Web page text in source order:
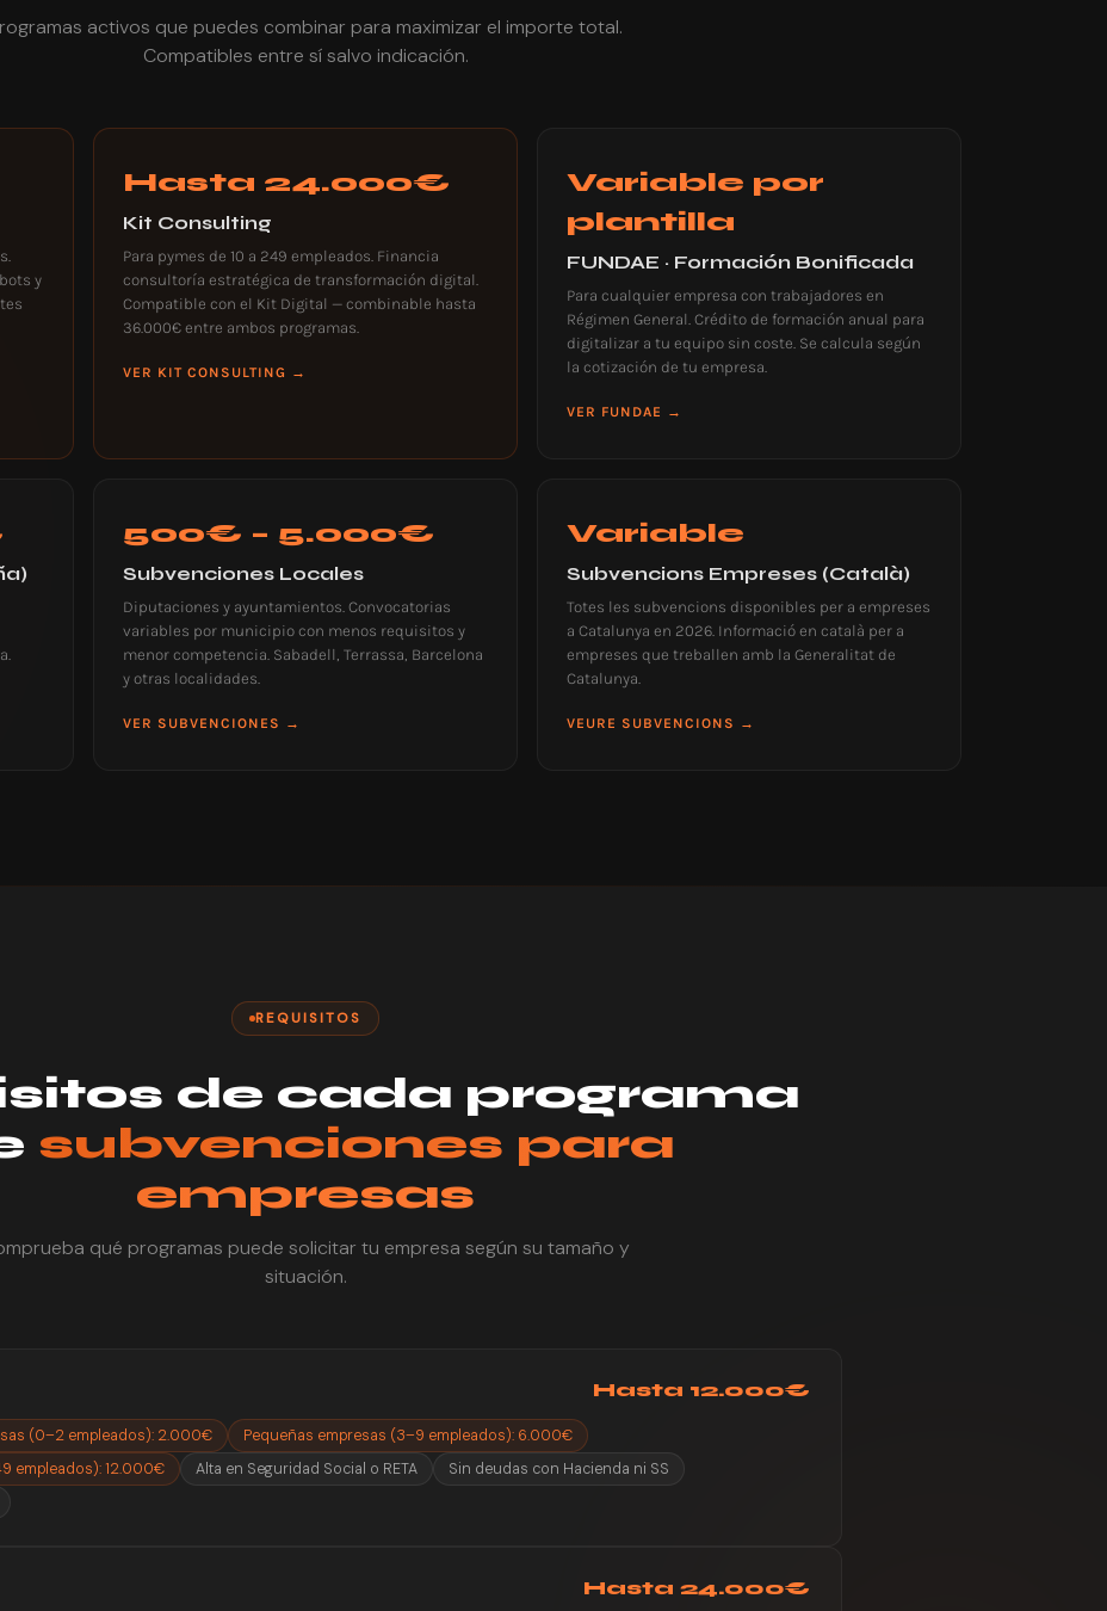
activos que puedes combinar para maximizar el importe total.
Compatibles entre sí salvo indicación.
y
Hasta 24.000€
Kit Consulting
Para pymes de 10 a 249 empleados. Financia
consultoría estratégica de transformación digital.
Compatible con el Kit Digital — combinable hasta
36.000€ entre ambos programas.
VER KIT CONSULTING →
Variable por
plantilla
FUNDAE · Formación Bonificada
Para cualquier empresa con trabajadores en
Régimen General. Crédito de formación anual para
digitalizar a tu equipo sin coste. Se calcula según
la cotización de tu empresa.
VER FUNDAE →
500€ – 5.000€
Subvenciones Locales
Diputaciones y ayuntamientos. Convocatorias
variables por municipio con menos requisitos y
menor competencia. Sabadell, Terrassa, Barcelona
y otras localidades.
VER SUBVENCIONES →
Variable
Subvencions Empreses (Català)
Totes les subvencions disponibles per a empreses
a Catalunya en 2026. Informació en català per a
empreses que treballen amb la Generalitat de
Catalunya.
VEURE SUBVENCIONS →
REQUISITOS
de cada programa
subvenciones para
empresas
qué programas puede solicitar tu empresa según su tamaño y
situación.
Hasta 12.000€
(0–2 empleados): 2.000€
Pequeñas empresas (3–9 empleados): 6.000€
empleados): 12.000€
Alta en Seguridad Social o RETA
Sin deudas con Hacienda ni SS
Hasta 24.000€